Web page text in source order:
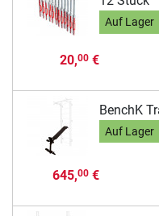
Auf Lager
20,00€
BenchK
Auf Lager
645,00€